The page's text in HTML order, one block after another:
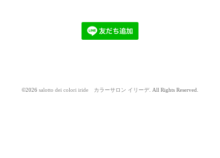
©2026 salotto dei colori iride カラーサロン イリーデ. All Rights Reserved.